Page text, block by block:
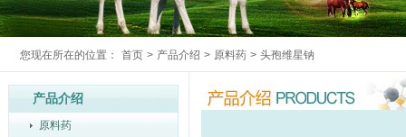
您现在所在的位置： 首页 > 产品介绍 > 原料药 > 头孢维星钠
产品介绍
原料药